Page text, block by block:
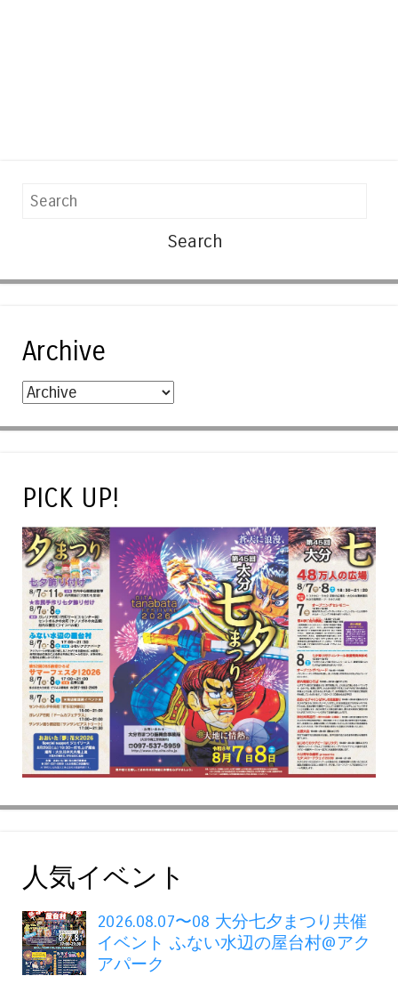
Search
Archive
PICK UP!
人気イベント
2026.08.07〜08 大分七夕まつり共催
イベント ふない水辺の屋台村@アク
アパーク